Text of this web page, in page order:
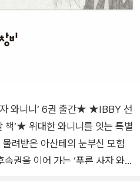
와니니’ 6권 출간★ ★IBBY 선
잇는 특별
려받은 아산테의 눈부신 모험
권을 이어 가는 ‘푸른 사자 와니